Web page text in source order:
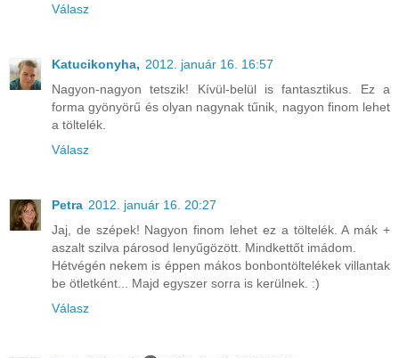
Válasz
Katucikonyha, 2012. január 16. 16:57
Nagyon-nagyon tetszik! Kívül-belül is fantasztikus. Ez a
forma gyönyörű és olyan nagynak tűnik, nagyon finom lehet
a töltelék.
Válasz
Petra 2012. január 16. 20:27
Jaj, de szépek! Nagyon finom lehet ez a töltelék. A mák +
aszalt szilva párosod lenyűgözött. Mindkettőt imádom.
Hétvégén nekem is éppen mákos bonbontöltelékek villantak
be ötletként... Majd egyszer sorra is kerülnek. :)
Válasz